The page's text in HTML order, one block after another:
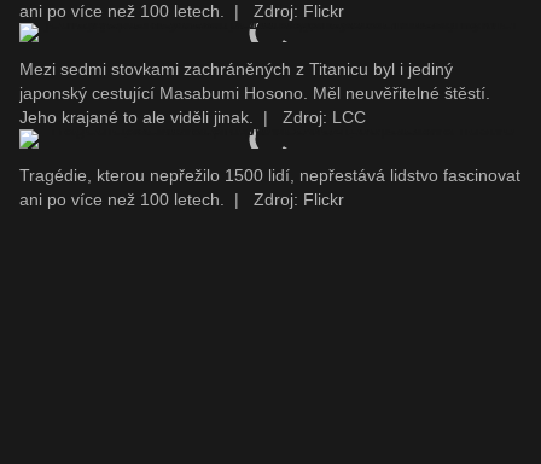
ani po více než 100 letech.
| Zdroj: Flickr
Mezi sedmi stovkami zachráněných z Titanicu byl i jediný
japonský cestující Masabumi Hosono. Měl neuvěřitelné štěstí.
Jeho krajané to ale viděli jinak.
| Zdroj: LCC
Tragédie, kterou nepřežilo 1500 lidí, nepřestává lidstvo fascinovat
ani po více než 100 letech.
| Zdroj: Flickr